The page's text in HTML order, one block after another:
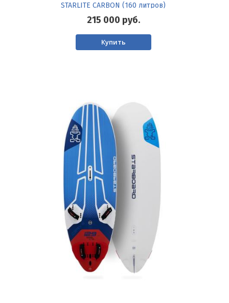
STARLITE CARBON (160 литров)
215 000 руб.
Купить